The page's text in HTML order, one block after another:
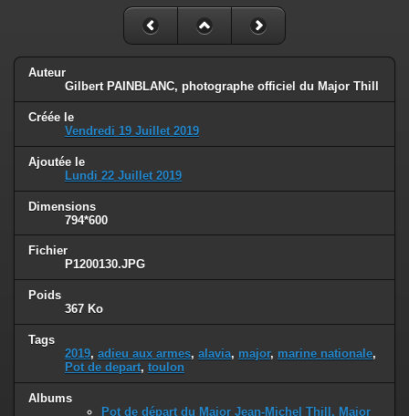
Auteur
Gilbert PAINBLANC, photographe officiel du Major Thill
Créée le
Vendredi 19 Juillet 2019
Ajoutée le
Lundi 22 Juillet 2019
Dimensions
794*600
Fichier
P1200130.JPG
Poids
367 Ko
Tags
2019, adieu aux armes, alavia, major, marine nationale,
Pot de depart, toulon
Albums
Pot de départ du Major Jean-Michel Thill, Major